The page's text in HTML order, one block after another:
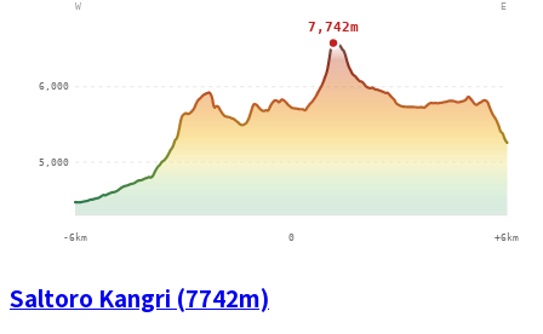
Saltoro Kangri (7742m)